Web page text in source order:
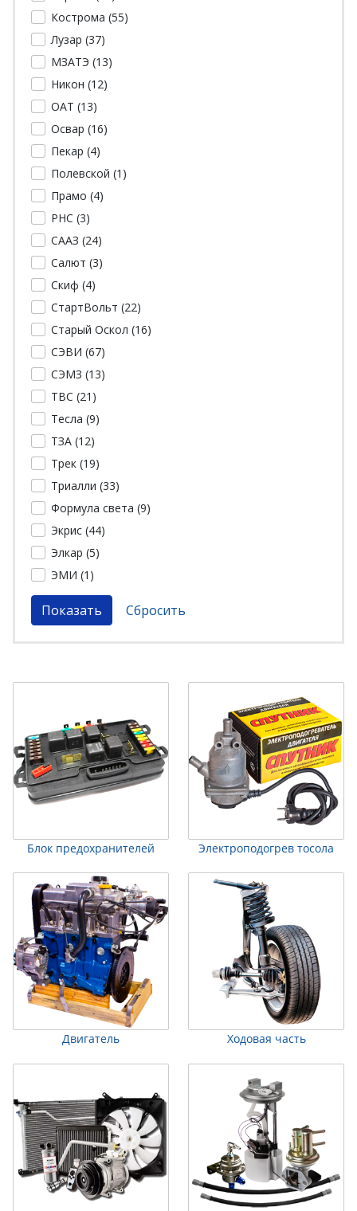
Кострома (55)
Лузар (37)
МЗАТЭ (13)
Никон (12)
ОАТ (13)
Освар (16)
Пекар (4)
Полевской (1 )
Прамо (4)
РНС (3)
СААЗ (24)
Салют (3)
Скиф (4)
СтартВольт (22)
Старый Оскол (16)
СЭВИ (67)
СЭМЗ (13)
ТВС (21 )
Тесла (9)
ТЗА (12)
Трек (19)
Триалли (33)
Формула света (9)
Экрис (44)
Элкар (5)
ЭМИ (1 )
Блок предохранителей Электроподогрев тосола
Двигатель Ходовая часть